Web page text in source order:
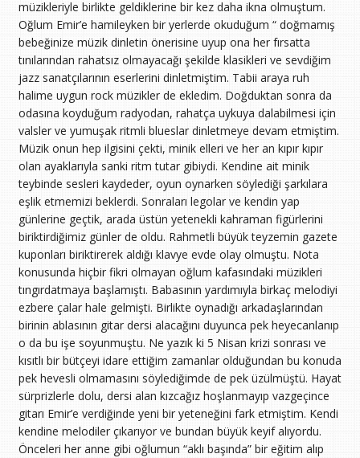
müzikleriyle birlikte geldiklerine bir kez daha ikna olmuştum.
Oğlum Emir’e hamileyken bir yerlerde okuduğum “ doğmamış
bebeğinize müzik dinletin önerisine uyup ona her fırsatta
tınılarından rahatsız olmayacağı şekilde klasikleri ve sevdiğim
jazz sanatçılarının eserlerini dinletmiştim. Tabii araya ruh
halime uygun rock müzikler de ekledim. Doğduktan sonra da
odasına koyduğum radyodan, rahatça uykuya dalabilmesi için
valsler ve yumuşak ritmli blueslar dinletmeye devam etmiştim.
Müzik onun hep ilgisini çekti, minik elleri ve her an kıpır kıpır
olan ayaklarıyla sanki ritm tutar gibiydi. Kendine ait minik
teybinde sesleri kaydeder, oyun oynarken söylediği şarkılara
eşlik etmemizi beklerdi. Sonraları legolar ve kendin yap
günlerine geçtik, arada üstün yetenekli kahraman figürlerini
biriktirdiğimiz günler de oldu. Rahmetli büyük teyzemin gazete
kuponları biriktirerek aldığı klavye evde olay olmuştu. Nota
konusunda hiçbir fikri olmayan oğlum kafasındaki müzikleri
tıngırdatmaya başlamıştı. Babasının yardımıyla birkaç melodiyi
ezbere çalar hale gelmişti. Birlikte oynadığı arkadaşlarından
birinin ablasının gitar dersi alacağını duyunca pek heyecanlanıp
o da bu işe soyunmuştu. Ne yazık ki 5 Nisan krizi sonrası ve
kısıtlı bir bütçeyi idare ettiğim zamanlar olduğundan bu konuda
pek hevesli olmamasını söylediğimde de pek üzülmüştü. Hayat
sürprizlerle dolu, dersi alan kızcağız hoşlanmayıp vazgeçince
gitarı Emir’e verdiğinde yeni bir yeteneğini fark etmiştim. Kendi
kendine melodiler çıkarıyor ve bundan büyük keyif alıyordu.
Önceleri her anne gibi oğlumun “aklı başında” bir eğitim alıp